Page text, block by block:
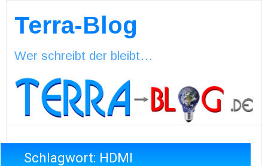
Terra-Blog
Wer schreibt der bleibt…
Schlagwort: HDMI